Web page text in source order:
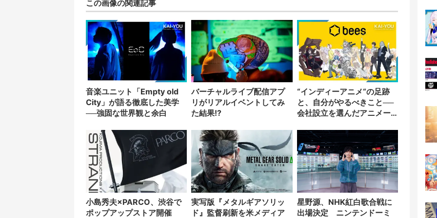
この画像の関連記事
音楽ユニット「Empty old
City」が語る徹底した美学
──強固な世界観と余白
バーチャルライブ配信アプ
リがリアルイベントしてみ
た結果!?
“インディーアニメ“の足跡
と、自分がやるべきこと──
会社設立を選んだアニメー
小島秀夫×PARCO、渋谷で
ポップアップストア開催
実写版『メタルギアソリッ
ド』監督刷新を米メディア
星野源、NHK紅白歌合戦に
出場決定 ニンテンドーミ